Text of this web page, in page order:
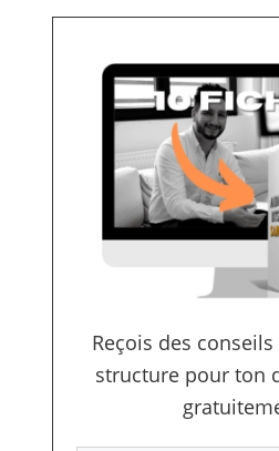
Reçois des
structure pour ton